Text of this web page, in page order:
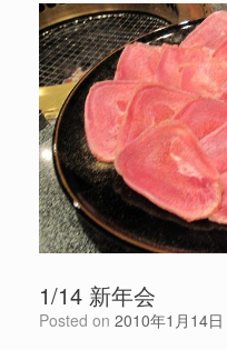
1/14 新年会
Posted on 2010年1月14日